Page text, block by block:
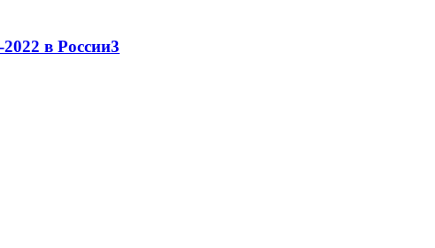
в России3